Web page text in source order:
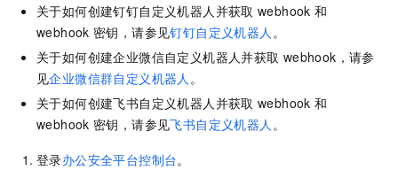
关于如何创建钉钉自定义机器人并获取 webhook 和
webhook 密钥，请参见钉钉自定义机器人 。
关于如何创建企业微信自定义机器人并获取 webhook，请参
见企业微信群自定义机器人 。
关于如何创建飞书自定义机器人并获取 webhook 和
webhook 密钥，请参见飞书自定义机器人 。
登录办公安全平台控制台。